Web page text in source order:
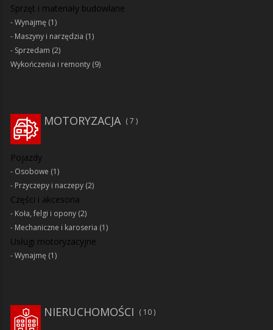
Sprzęt i materiały budowlane
Wynajmę (1)
Maszyny i narzędzia (1)
Sprzedam (2)
Wykończenia i remonty (9)
MOTORYZACJA 7
Pojazdy
Osobowe (1)
Przyczepy i naczepy (2)
Części i akcesoria
Koła, felgi i opony (2)
Mechaniczne i karoseria (1)
Usługi motoryzacyjne
Wynajmę (1)
NIERUCHOMOŚCI 10